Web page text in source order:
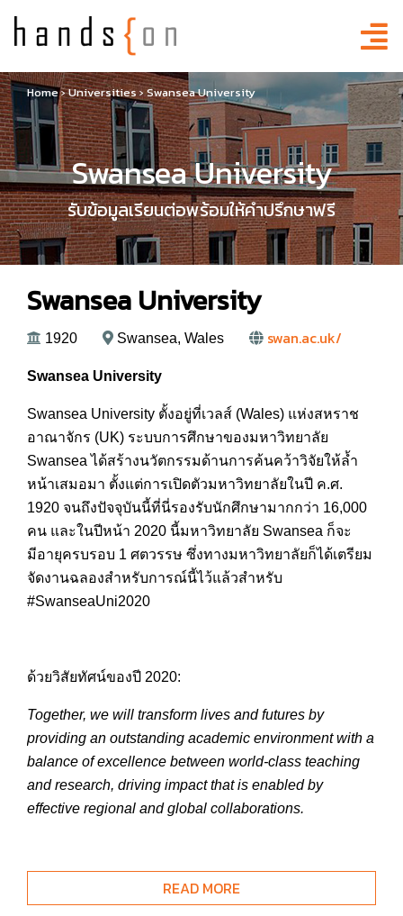
Home›Universities›Swansea University
Swansea University
รับข้อมูลเรียนต่อพร้อมให้คำปรึกษาฟรี
Swansea University
1920 Swansea, Wales swan.ac.uk/
Swansea University
Swansea University ตั้งอยู่ที่เวลส์ (Wales) แห่งสหราช
อาณาจักร (UK) ระบบการศึกษาของมหาวิทยาลัย
Swansea ได้สร้างนวัตกรรมด้านการค้นคว้าวิจัยให้ล้ำ
หน้าเสมอมา ตั้งแต่การเปิดตัวมหาวิทยาลัยในปี ค.ศ.
1920 จนถึงปัจจุบันนี้ที่นี่รองรับนักศึกษามากกว่า 16,000
คน และในปีหน้า 2020 นี้มหาวิทยาลัย Swansea ก็จะ
มีอายุครบรอบ 1 ศตวรรษ ซึ่งทางมหาวิทยาลัยก็ได้เตรียม
จัดงานฉลองสำหรับการณ์นี้ไว้แล้วสำหรับ
#SwanseaUni2020
ด้วยวิสัยทัศน์ของปี 2020:
Together, we will transform lives and futures by
providing an outstanding academic environment with a
balance of excellence between world-class teaching
and research, driving impact that is enabled by
effective regional and global collaborations.
มหาวิทยาลัยนี้มีสมยานามว่า ‘The City by the Sea’
เนื่องจากมีความสวยงามใกล้ชิดติดกับธรรมชาติ
READ MORE